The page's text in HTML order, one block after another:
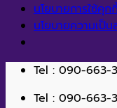
นโยบายการใช้คุก
นโยบายความเป็
ข้าม
Tel : 090-663-
Tel : 090-663-